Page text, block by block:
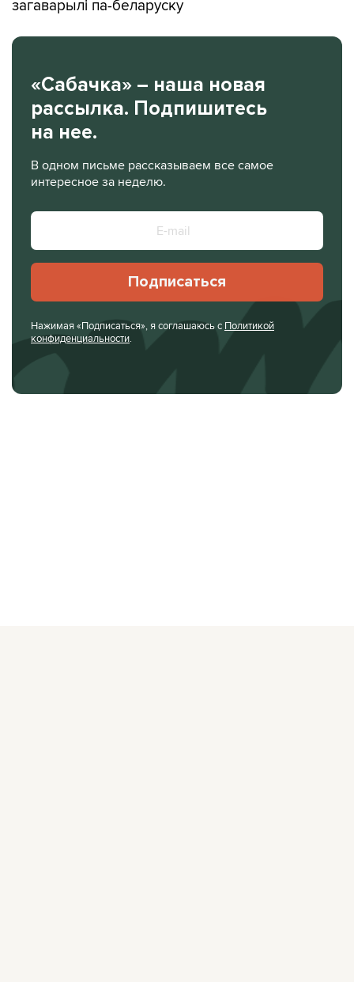
загаварылі па-беларуску
«Сабачка» – наша новая
рассылка. Подпишитесь
на нее.
В одном письме рассказываем все самое
интересное за неделю.
Подписаться
Нажимая «Подписаться», я соглашаюсь с Политикой
конфиденциальности.